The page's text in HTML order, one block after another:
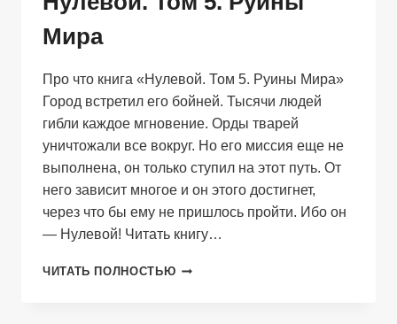
Мира
Про что книга «Нулевой. Том 5. Руины Мира»
Город встретил его бойней. Тысячи людей
гибли каждое мгновение. Орды тварей
уничтожали все вокруг. Но его миссия еще не
выполнена, он только ступил на этот путь. От
него зависит многое и он этого достигнет,
через что бы ему не пришлось пройти. Ибо он
— Нулевой! Читать книгу…
ЧИТАТЬ ПОЛНОСТЬЮ НУЛЕВОЙ.